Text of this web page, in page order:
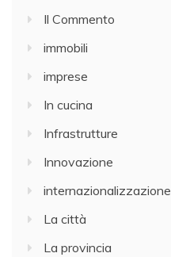
Il Commento
immobili
imprese
In cucina
Infrastrutture
Innovazione
internazionalizzazione
La città
La provincia